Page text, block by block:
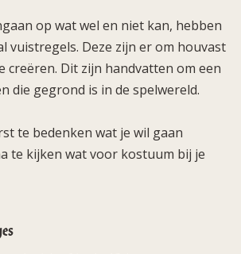
op wat wel en niet kan, hebben
vuistregels. Deze zijn er om houvast
creëren. Dit zijn handvatten om een
die gegrond is in de spelwereld.
te bedenken wat je wil gaan
te kijken wat voor kostuum bij je